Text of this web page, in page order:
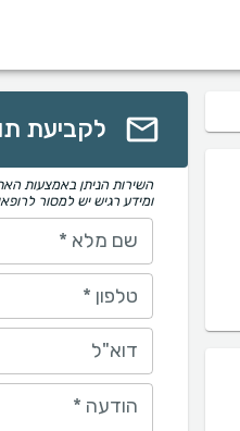
לקביעת
השירות הניתן באמצעות
ומידע רגיש יש למסור
שם מלא *
טלפון *
דוא"ל
הודעה *